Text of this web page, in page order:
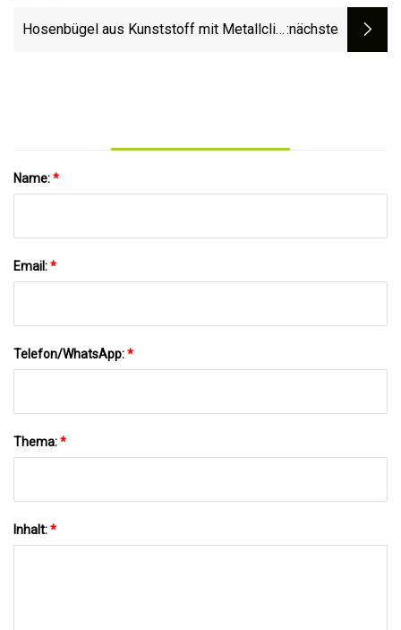
Dessert-Box
Hosenbügel aus Kunststoff mit Metallclip,:nächste
Name:*
Email:*
Telefon/WhatsApp:*
Thema:*
Inhalt:*